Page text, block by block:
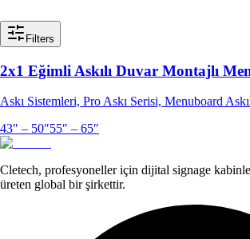
Filters
2x1 Eğimli Askılı Duvar Montajlı
Askı Sistemleri, Pro Askı Serisi, Menuboard
43″ – 50″55″ – 65″
Cletech, profesyoneller için dijital signage
üreten global bir şirkettir.